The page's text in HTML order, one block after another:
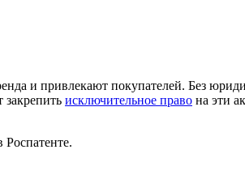
и привлекают покупателей. Без
закрепить исключительное право на эти
Роспатенте.